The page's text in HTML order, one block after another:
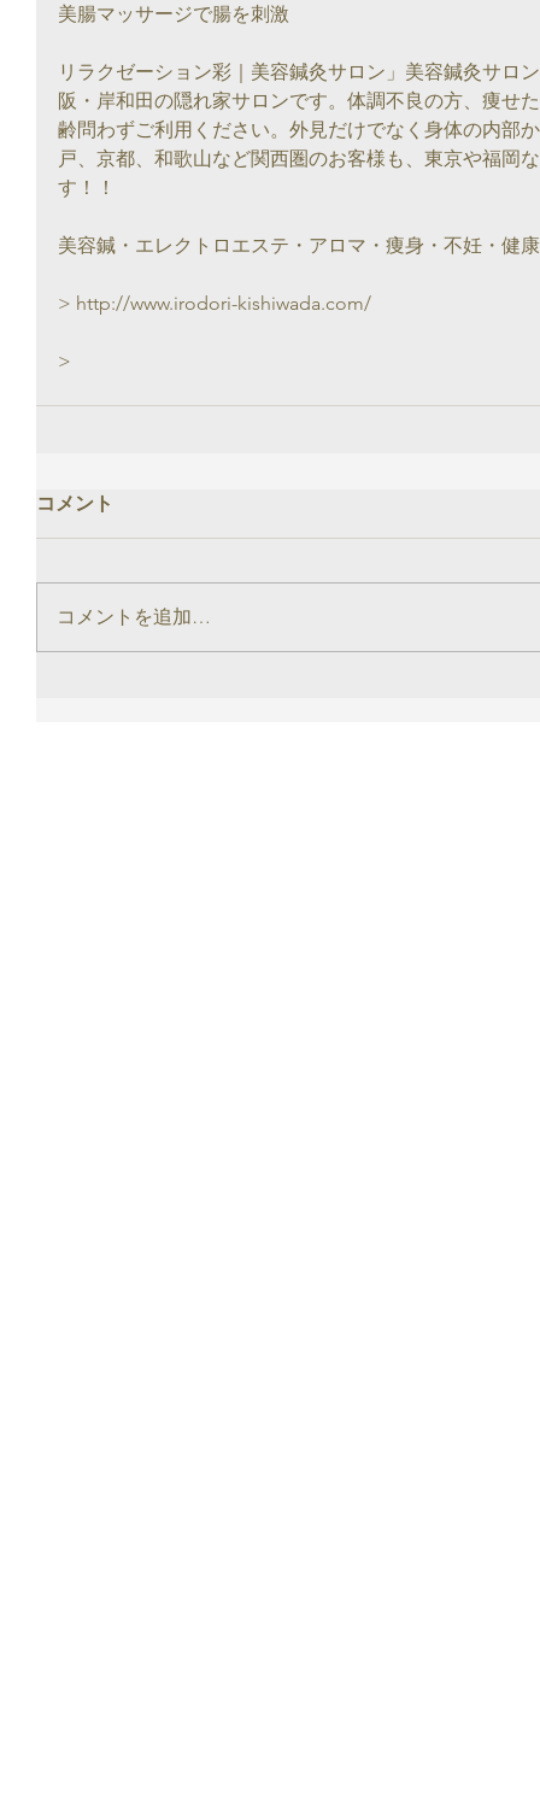
美腸マッサージで腸を刺激
リラクゼーション彩｜美容鍼灸サロン」美容鍼灸サロ
阪・岸和田の隠れ家サロンです。体調不良の方、痩せ
齢問わずご利用ください。外見だけでなく身体の内部
戸、京都、和歌山など関西圏のお客様も、東京や福岡
す！！
美容鍼・エレクトロエステ・アロマ・痩身・不妊・健康
> http://www.irodori-kishiwada.com/
>
コメント
コメントを追加…